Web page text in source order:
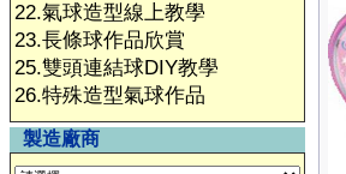
22.氣球造型線上教學
23.長條球作品欣賞
25.雙頭連結球DIY教學
26.特殊造型氣球作品
製造廠商